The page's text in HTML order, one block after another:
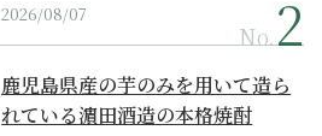
2026/08/07
No.
鹿児島県産の芋のみを用いて造ら
れている濵田酒造の本格焼酎